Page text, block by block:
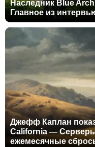
Наследник Blue
Главное из
Джефф Каплан
California —
ежемесячные